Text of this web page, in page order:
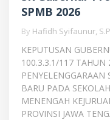
SPMB 2026
By Hafidh Syifaunur,
KEPUTUSAN
100.3.3.1/117 TAHUN
BARU PADA
MENENGAH
PROVINSI JAWA